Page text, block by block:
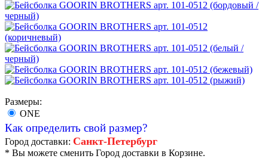
Размеры:
ONE
Как определить свой размер?
Город доставки: Санкт-Петербург
* Вы можете сменить Город доставки в Корзине.